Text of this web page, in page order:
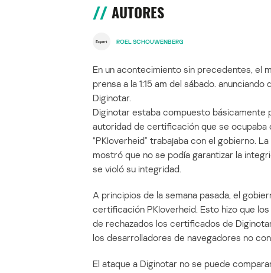
AUTORES
ROEL SCHOUWENBERG
En un acontecimiento sin precedentes, el
prensa a la 1:15 am del sábado.
Diginotar.
Diginotar estaba compuesto básicamente
autoridad de certificación que se ocupaba
“PKIoverheid” trabajaba con el gobierno.
mostró que no se podía garantizar la
se violó su integridad.
A principios de la semana pasada, el
certificación PKIoverheid. Esto hizo que
de rechazados los certificados de
los desarrolladores de navegadores no
El ataque a Diginotar no se puede